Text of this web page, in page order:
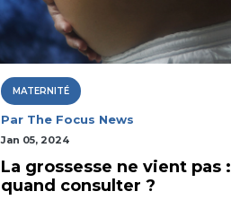
MATERNITÉ
Par The Focus News
Jan 05, 2024
La grossesse ne vient pas :
quand consulter ?